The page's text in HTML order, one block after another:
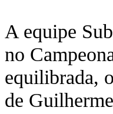
A equipe
no
equilibrada,
de